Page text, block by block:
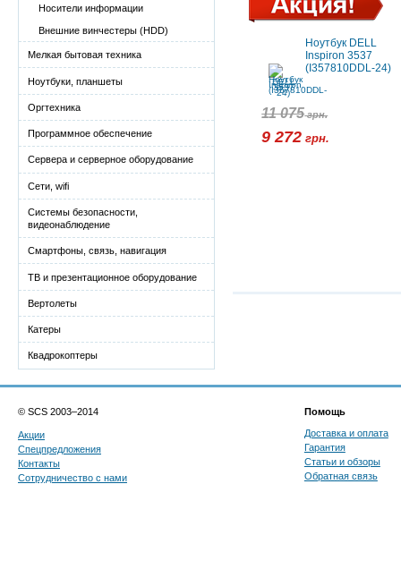
Носители информации
Внешние винчестеры (HDD)
Мелкая бытовая техника
Ноутбуки, планшеты
Оргтехника
Программное обеспечение
Сервера и серверное оборудование
Сети, wifi
Системы безопасности,
видеонаблюдение
Смартфоны, связь, навигация
ТВ и презентационное оборудование
Вертолеты
Катеры
Квадрокоптеры
Ноутбук DELL
Inspiron 3537
(I357810DDL-24)
11 075грн.
9 272 грн.
© SCS 2003–2014
Акции
Спецпредложения
Контакты
Сотрудничество с нами
Помощь
Доставка и оплата
Гарантия
Статьи и обзоры
Обратная связь